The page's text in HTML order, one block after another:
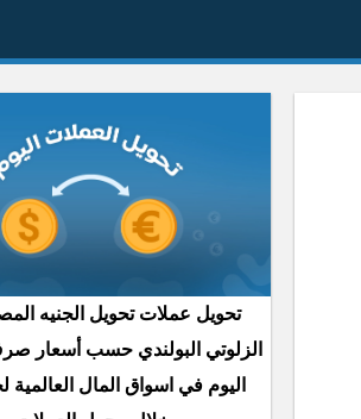
تحويل عملات تحويل الجنيه
الزلوتي البولندي حسب أسعار
اليوم في اسواق المال